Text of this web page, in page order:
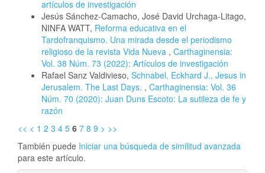
artículos de investigación
Jesús Sánchez-Camacho, José David Urchaga-Litago,
NINFA WATT, Reforma educativa en el
Tardofranquismo. Una mirada desde el periodismo
religioso de la revista Vida Nueva , Carthaginensia:
Vol. 38 Núm. 73 (2022): Artículos de investigación
Rafael Sanz Valdivieso, Schnabel, Eckhard J., Jesus in
Jerusalem. The Last Days. , Carthaginensia: Vol. 36
Núm. 70 (2020): Juan Duns Escoto: La sutileza de fe y
razón
<< < 1 2 3 4 5 6 7 8 9 > >>
También puede Iniciar una búsqueda de similitud avanzada
para este artículo.